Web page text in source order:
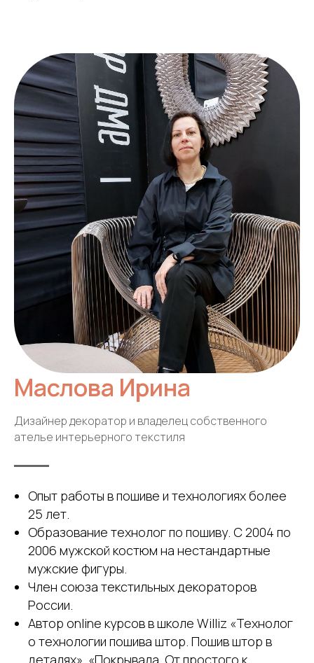
Маслова Ирина
Дизайнер декоратор и владелец собственного
ателье интерьерного текстиля
Опыт работы в пошиве и технологиях более
25 лет.
Образование технолог по пошиву. С 2004 по
2006 мужской костюм на нестандартные
мужские фигуры.
Член союза текстильных декораторов
России.
Автор online курсов в школе Williz «Технолог
о технологии пошива штор. Пошив штор в
деталях», «Покрывала. От простого к